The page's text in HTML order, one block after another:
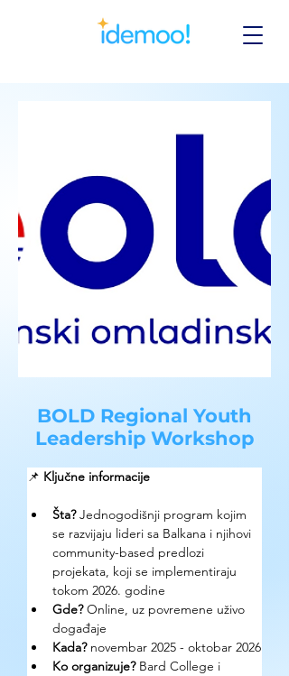
BOLD Regional Youth
Leadership Workshop
📌 Ključne informacije
Šta? Jednogodišnji program kojim
se razvijaju lideri sa Balkana i njihovi
community-based predlozi
projekata, koji se implementiraju
tokom 2026. godine
Gde? Online, uz povremene uživo
događaje
Kada? novembar 2025 - oktobar 2026
Ko organizuje? Bard College i